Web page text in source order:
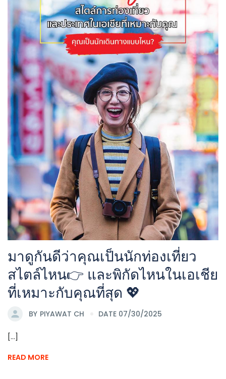
มาดูกันดีว่าคุณเป็นนักท่องเที่ยว
สไตล์ไหน👉 และพิกัดไหนในเอเชีย
ที่เหมาะกับคุณที่สุด 💖
BY PIYAWAT CH DATE 07/30/2025
[...]
READ MORE